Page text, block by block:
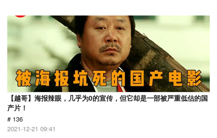
【越哥】海报辣眼，几乎为0的宣传，但它却是一部被严重低估的国
产片！
# 136
2021-12-21 09:41